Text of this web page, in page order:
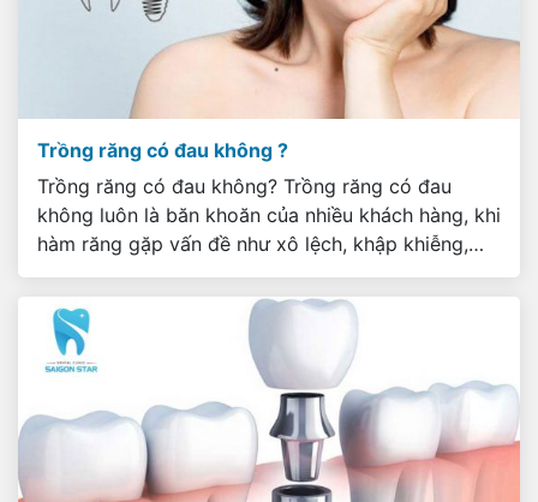
Trồng răng có đau không ?
Trồng răng có đau không? Trồng răng có đau
không luôn là băn khoăn của nhiều khách hàng, khi
hàm răng gặp vấn đề như xô lệch, khập khiễng,
gây nguy cơ về lâu dài dẫn đến sâu răng, hoặc
một số người có tuổi răng lung lay yếu, rụng răng,
đều suy xét đến […]